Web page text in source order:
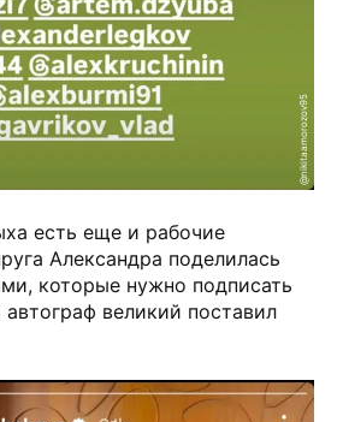
@nikitaamorozov95
есть еще и рабочие
Александра поделилась
которые нужно подписать
великий поставил